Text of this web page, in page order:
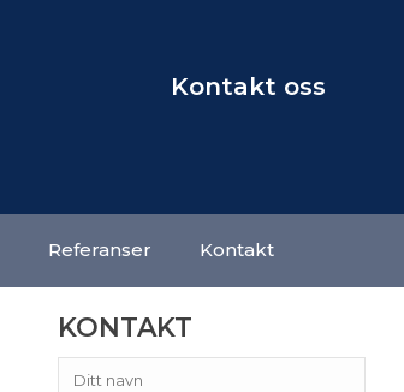
Kontakt oss
Referanser Kontakt
KONTAKT